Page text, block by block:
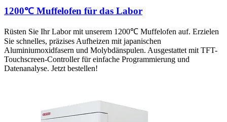
1200℃ Muffelofen für das Labor
Rüsten Sie Ihr Labor mit unserem 1200℃ Muffelofen auf. Erzielen
Sie schnelles, präzises Aufheizen mit japanischen
Aluminiumoxidfasern und Molybdänspulen. Ausgestattet mit TFT-
Touchscreen-Controller für einfache Programmierung und
Datenanalyse. Jetzt bestellen!